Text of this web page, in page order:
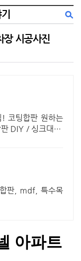
장 시공사진
! 코팅합판 원하는
DIY / 싱크대 문
판, mdf, 특수목
아파트